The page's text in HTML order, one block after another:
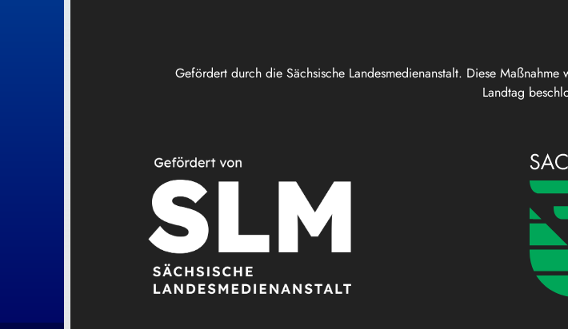
Gefördert durch die Sächsische Landesmedienanstalt. Diese
Landtag